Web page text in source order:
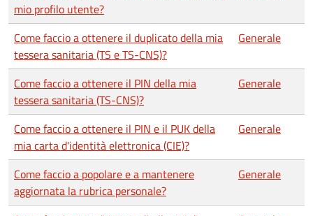
mio profilo utente?
Come faccio a ottenere il duplicato della mia
tessera sanitaria (TS e TS-CNS)?
Generale
Come faccio a ottenere il PIN della mia
tessera sanitaria (TS-CNS)?
Generale
Come faccio a ottenere il PIN e il PUK della
mia carta d'identità elettronica (CIE)?
Generale
Come faccio a popolare e a mantenere
aggiornata la rubrica personale?
Generale